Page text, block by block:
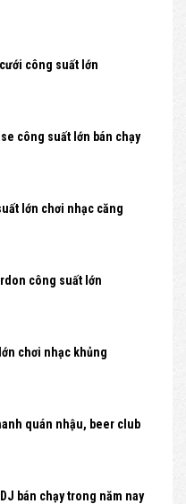
công suất lớn
công suất lớn bán chạy
lớn chơi nhạc căng
công suất lớn
chơi nhạc khủng
quán nhậu, beer club
bán chạy trong năm nay